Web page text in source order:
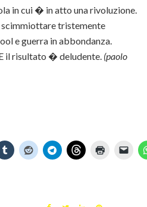
in cui � in atto una rivoluzione.
scimmiottare tristemente
e guerra in abbondanza.
il risultato � deludente. (paolo